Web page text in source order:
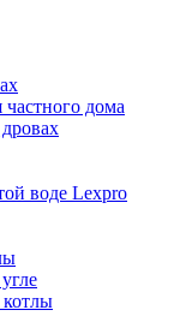
дома
воде Lexpro
котлы